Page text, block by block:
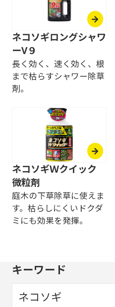
ネコソギロングシャワ
ーV９
長く効く、速く効く、根
まで枯らすシャワー除草
剤。
ネコソギＷクイック
微粒剤
庭木の下草除草に使えま
す。枯らしにくいドクダ
ミにも効果を発揮。
キーワード